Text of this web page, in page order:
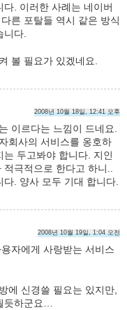
. 이러한 사례는 네이버
른 포탈들 역시 같은 방식
다.
볼 필요가 있겠네요.
2008년 10월 18일, 12:41 오후
이르다는 느낌이 드네요.
회사의 서비스를 옹호하
두고봐야 합니다. 지인
극적으로 한다고 하니..
. 양사 모두 기대 합니다.
2008년 10월 19일, 1:04 오전
자에게 사랑받는 서비스
에 신경쓸 필요는 있지만,
듯하군요…